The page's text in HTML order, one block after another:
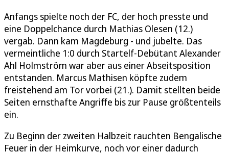
Anfangs spielte noch der FC, der hoch presste und
eine Doppelchance durch Mathias Olesen (12.)
vergab. Dann kam Magdeburg - und jubelte. Das
vermeintliche 1:0 durch Startelf-Debütant Alexander
Ahl Holmström war aber aus einer Abseitsposition
entstanden. Marcus Mathisen köpfte zudem
freistehend am Tor vorbei (21.). Damit stellten beide
Seiten ernsthafte Angriffe bis zur Pause größtenteils
ein.
Zu Beginn der zweiten Halbzeit rauchten Bengalische
Feuer in der Heimkurve, noch vor einer dadurch